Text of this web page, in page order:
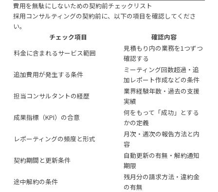
費用を無駄にしないための契約前チェックリスト
採用コンサルティングの契約前に、以下の項目を確認してくださ
い。
チェック項目
確認内容
料金に含まれるサービス範囲
見積もり内の業務を1つずつ
確認する
追加費用が発生する条件
ミーティング回数超過・追
加レポート作成などの条件
担当コンサルタントの経歴
業界経験年数・過去の支援
実績
成果指標（KPI）の合意
何をもって「成功」とする
かの定義
レポーティングの頻度と形式
月次・週次の報告方法と内
容
契約期間と更新条件
自動更新の有無・解約通知
期限
途中解約の条件
残月分の請求方法・違約金
の有無